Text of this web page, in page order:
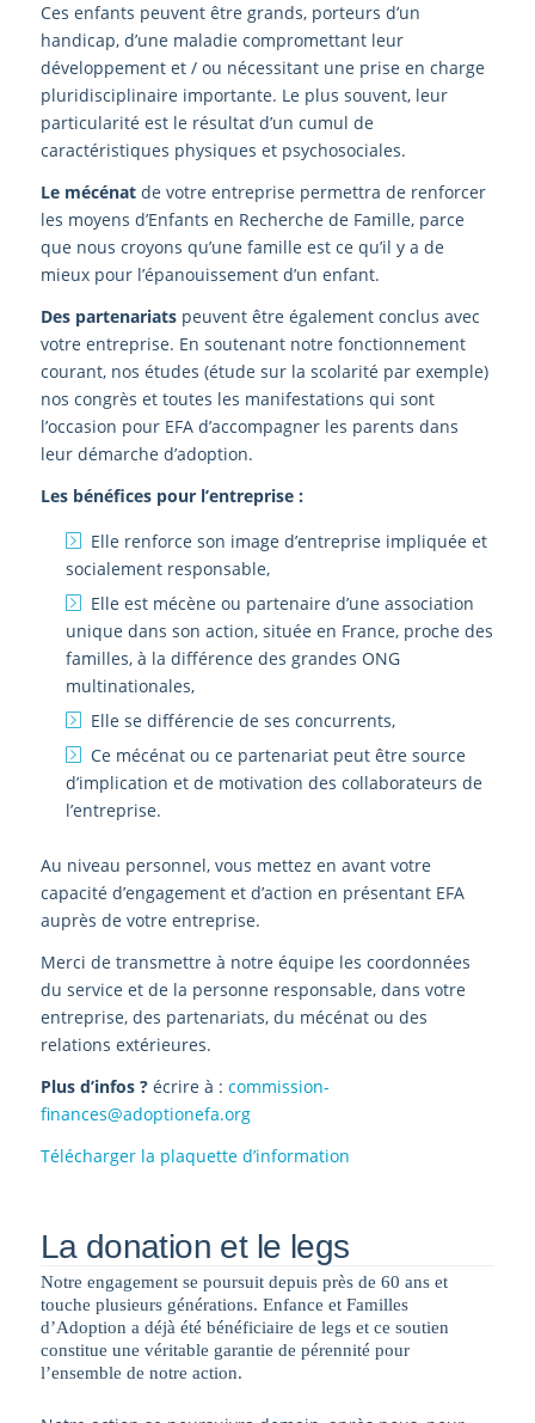
Ces enfants peuvent être grands, porteurs d’un
handicap, d’une maladie compromettant leur
développement et / ou nécessitant une prise en charge
pluridisciplinaire importante. Le plus souvent, leur
particularité est le résultat d’un cumul de
caractéristiques physiques et psychosociales.
Le mécénatde votre entreprise permettra de renforcer
les moyens d’Enfants en Recherche de Famille, parce
que nous croyons qu’une famille est ce qu’il y a de
mieux pour l’épanouissement d’un enfant.
Des partenariatspeuvent être également conclus avec
votre entreprise. En soutenant notre fonctionnement
courant, nos études (étude sur la scolarité par exemple)
nos congrès et toutes les manifestations qui sont
l’occasion pour EFA d’accompagner les parents dans
leur démarche d’adoption.
Les bénéfices pour l’entreprise :
Elle renforce son image d’entreprise impliquée et
socialement responsable,
Elle est mécène ou partenaire d’une association
unique dans son action, située en France, proche des
familles, à la différence des grandes ONG
multinationales,
Elle se différencie de ses concurrents,
Ce mécénat ou ce partenariat peut être source
d’implication et de motivation des collaborateurs de
l’entreprise.
Au niveau personnel, vous mettez en avant votre
capacité d’engagement et d’action en présentant EFA
auprès de votre entreprise.
Merci de transmettre à notre équipe les coordonnées
du service et de la personne responsable, dans votre
entreprise, des partenariats, du mécénat ou des
relations extérieures.
Plus d’infos ?écrire à : commission-
finances@adoptionefa.org
Télécharger la plaquette d’information
La donation et le legs
Notre engagement se poursuit depuis près de 60 ans et
touche plusieurs générations. Enfance et Familles
d’Adoption a déjà été bénéficiaire de legs et ce soutien
constitue une véritable garantie de pérennité pour
l’ensemble de notre action.